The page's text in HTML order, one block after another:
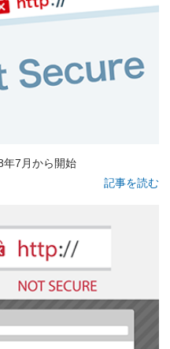
年7月から開始
記事を読む